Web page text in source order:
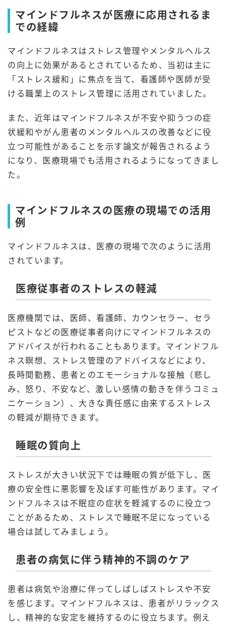
マインドフルネスが医療に応用されるま
での経緯
マインドフルネスはストレス管理やメンタルヘルス
の向上に効果があるとされているため、当初は主に
「ストレス緩和」に焦点を当て、看護師や医師が受
ける職業上のストレス管理に活用されていました。
また、近年はマインドフルネスが不安や抑うつの症
状緩和やがん患者のメンタルヘルスの改善などに役
立つ可能性があることを示す論文が報告されるよう
になり、医療現場でも活用されるようになってきまし
た。
マインドフルネスの医療の現場での活用
例
マインドフルネスは、医療の現場で次のように活用
されています。
医療従事者のストレスの軽減
医療機関では、医師、看護師、カウンセラー、セラ
ピストなどの医療従事者向けにマインドフルネスの
アドバイスが行われることもあります。マインドフル
ネス瞑想、ストレス管理のアドバイスなどにより、
長時間勤務、患者とのエモーショナルな接触（悲し
み、怒り、不安など、激しい感情の動きを伴うコミュ
ニケーション）、大きな責任感に由来するストレス
の軽減が期待できます。
睡眠の質向上
ストレスが大きい状況下では睡眠の質が低下し、医
療の安全性に悪影響を及ぼす可能性があります。マイ
ンドフルネスは不眠症の症状を軽減するのに役立つ
ことがあるため、ストレスで睡眠不足になっている
場合は試してみましょう。
患者の病気に伴う精神的不調のケア
患者は病気や治療に伴ってしばしばストレスや不安
を感じます。マインドフルネスは、患者がリラックス
し、精神的な安定を維持するのに役立ちます。例え